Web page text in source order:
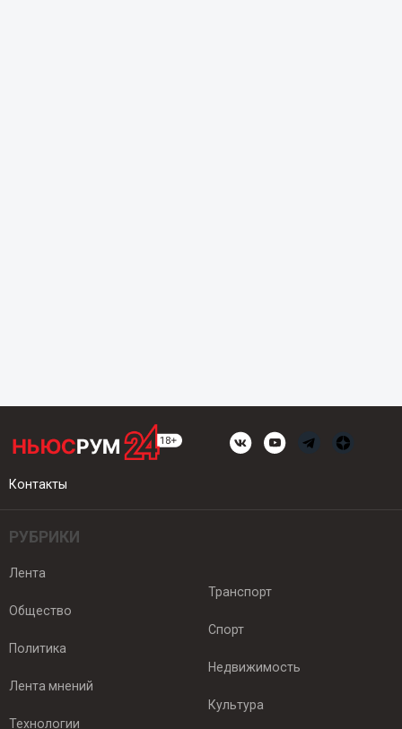
Контакты
РУБРИКИ
Лента
Общество
Политика
Лента мнений
Технологии
Транспорт
Спорт
Недвижимость
Культура